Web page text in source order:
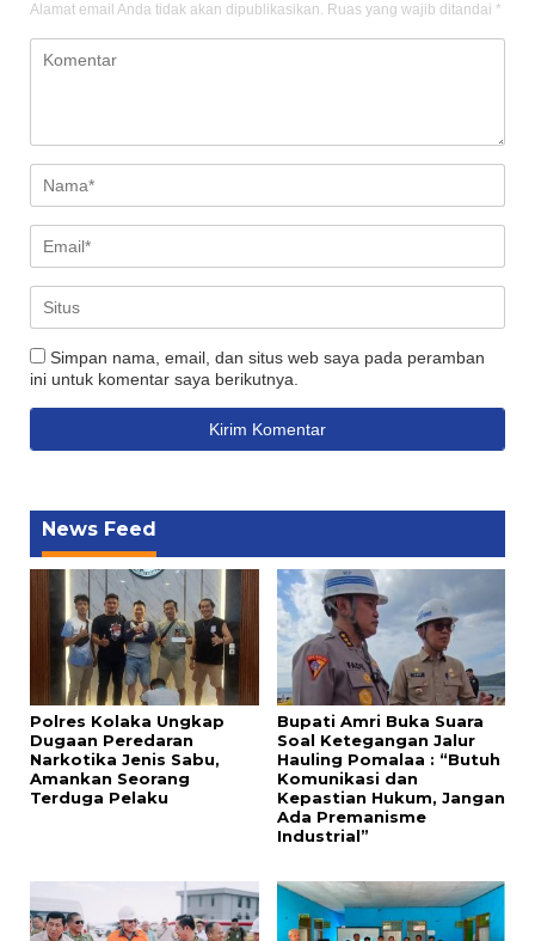
Alamat email Anda tidak akan dipublikasikan. Ruas yang wajib ditandai *
Simpan nama, email, dan situs web saya pada peramban
ini untuk komentar saya berikutnya.
News Feed
Polres Kolaka Ungkap
Dugaan Peredaran
Narkotika Jenis Sabu,
Amankan Seorang
Terduga Pelaku
Bupati Amri Buka Suara
Soal Ketegangan Jalur
Hauling Pomalaa : “Butuh
Komunikasi dan
Kepastian Hukum, Jangan
Ada Premanisme
Industrial”